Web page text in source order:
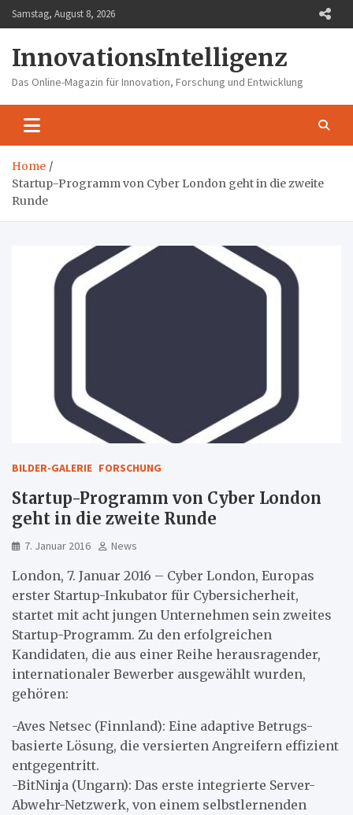
Skip
to
Samstag, August 8, 2026
InnovationsIntelligenz
Das Online-Magazin für Innovation, Forschung und Entwicklung
Home
Startup-Programm von Cyber London geht in die zweite
Runde
BILDER-GALERIE FORSCHUNG
Startup-Programm von Cyber London
geht in die zweite Runde
7. Januar 2016 News
London, 7. Januar 2016 – Cyber London, Europas
erster Startup-Inkubator für Cybersicherheit,
startet mit acht jungen Unternehmen sein zweites
Startup-Programm. Zu den erfolgreichen
Kandidaten, die aus einer Reihe herausragender,
internationaler Bewerber ausgewählt wurden,
gehören:
-Aves Netsec (Finnland): Eine adaptive Betrugs-
basierte Lösung, die versierten Angreifern effizient
entgegentritt.
-BitNinja (Ungarn): Das erste integrierte Server-
Abwehr-Netzwerk, von einem selbstlernenden